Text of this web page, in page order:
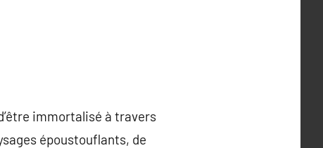
immortalisé à travers
époustouflants, de